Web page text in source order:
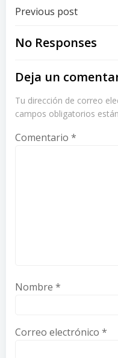
Post
navigation
Previous post
No Responses
Deja un
Tu dirección de correo
campos obligatorios
Comentario *
Nombre *
Correo electrónico *